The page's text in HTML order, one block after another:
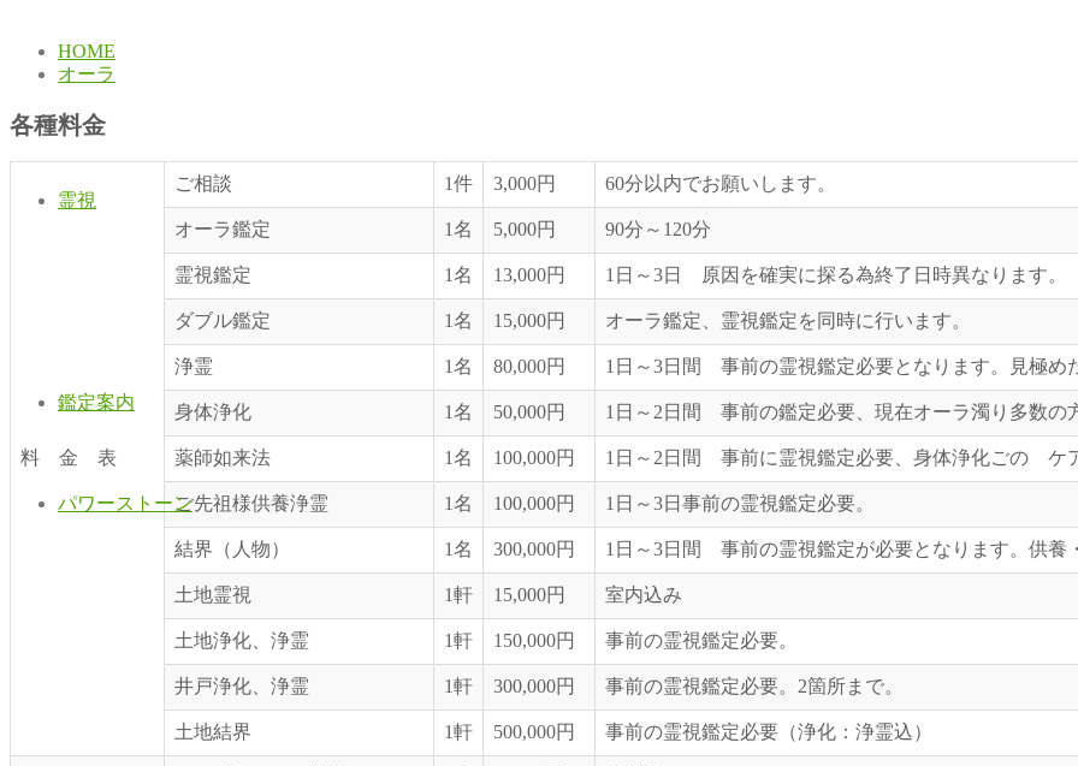
HOME
オーラ
霊視
鑑定案内
パワーストーン
各種料金
料 金 表
ご相談 1件 3,000円 60分以内でお願いします。
オーラ鑑定 1名 5,000円 90分～120分
霊視鑑定 1名 13,000円 1日～3日 原因を確実に探る為終了日時異なります。
ダブル鑑定 1名 15,000円 オーラ鑑定、霊視鑑定を同時に行います。
浄霊 1名 80,000円 1日～3日間 事前の霊視鑑定必要となります。見極め
身体浄化 1名 50,000円 1日～2日間 事前の鑑定必要、現在オーラ濁り多数の
薬師如来法 1名 100,000円 1日～2日間 事前に霊視鑑定必要、身体浄化ごの ケ
ご先祖様供養浄霊 1名 100,000円 1日～3日事前の霊視鑑定必要。
結界（人物） 1名 300,000円 1日～3日間 事前の霊視鑑定が必要となります。供養
土地霊視 1軒 15,000円 室内込み
土地浄化、浄霊 1軒 150,000円 事前の霊視鑑定必要。
井戸浄化、浄霊 1軒 300,000円 事前の霊視鑑定必要。2箇所まで。
土地結界 1軒 500,000円 事前の霊視鑑定必要（浄化：浄霊込）